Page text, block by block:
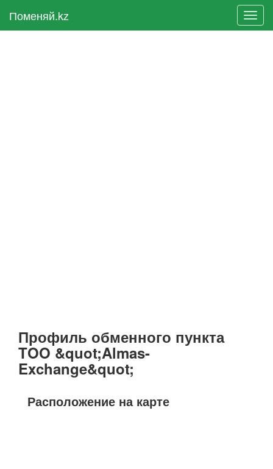
Поменяй.kz
Профиль обменного пункта
TOO &quot;Almas-
Exchange&quot;
Расположение на карте